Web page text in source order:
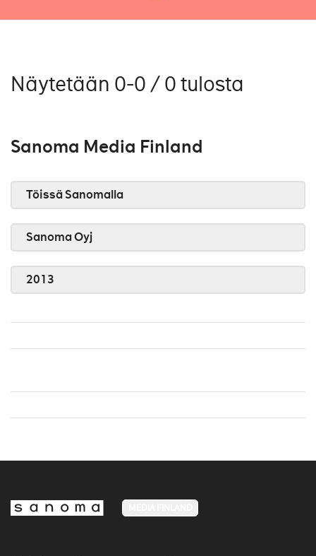
Näytetään 0-0 / 0 tulosta
Sanoma Media Finland
Töissä Sanomalla
Sanoma Oyj
2013